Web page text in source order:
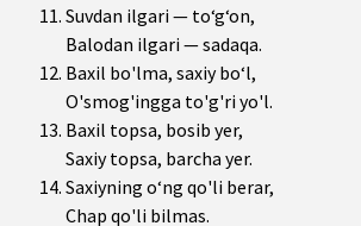
Suvdan ilgari — to‘g‘on,
Balodan ilgari — sadaqa.
Baxil bo'lma, saxiy bo‘l,
O'smog'ingga to'g'ri yo'l.
Baxil topsa, bosib yer,
Saxiy topsa, barcha yer.
Saxiyning o‘ng qo'li berar,
Chap qo'li bilmas.